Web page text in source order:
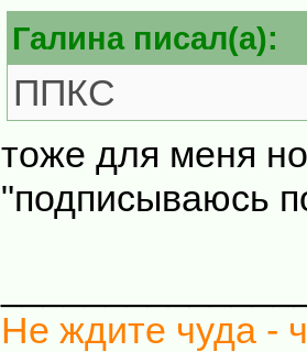
Гaлинa писал(а):
ППКС
тоже для меня
"подписываюсь
Не ждите чуда -